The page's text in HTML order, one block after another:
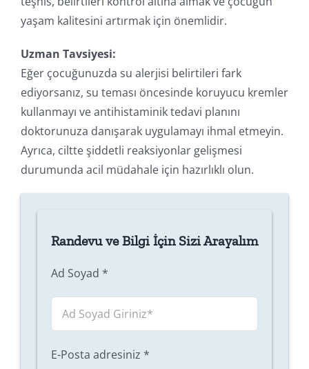
yaşam kalitesini artırmak için önemlidir.
Uzman Tavsiyesi:
Eğer çocuğunuzda su alerjisi belirtileri fark
ediyorsanız, su teması öncesinde koruyucu kremler
kullanmayı ve antihistaminik tedavi planını
doktorunuza danışarak uygulamayı ihmal etmeyin.
Ayrıca, ciltte şiddetli reaksiyonlar gelişmesi
durumunda acil müdahale için hazırlıklı olun.
Randevu ve Bilgi İçin Sizi Arayalım
Ad Soyad *
E-Posta adresiniz *